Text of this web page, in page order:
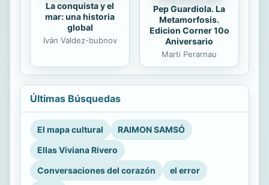
La conquista y el
mar: una historia
global
Iván Valdez-bubnov
Pep Guardiola. La
Metamorfosis.
Edicion Corner 10o
Aniversario
Marti Perarnau
Últimas Búsquedas
El mapa cultural
RAIMON SAMSÓ
Ellas Viviana Rivero
Conversaciones del corazón
el error